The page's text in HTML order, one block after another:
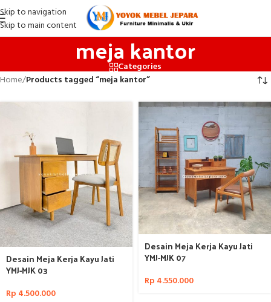
Skip to navigation
Skip to main content
meja kantor
Categories
Home/Products tagged “meja kantor”
Desain Meja Kerja Kayu Jati
YMJ-MJK 03
Rp 4.500.000
Desain Meja Kerja Kayu Jati
YMJ-MJK 07
Rp 4.550.000